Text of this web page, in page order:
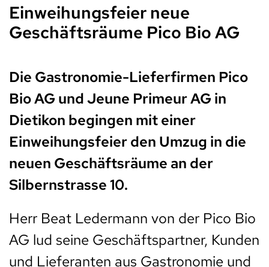
Einweihungsfeier neue
Geschäftsräume Pico Bio AG
Die Gastronomie-Lieferfirmen Pico
Bio AG und Jeune Primeur AG in
Dietikon begingen mit einer
Einweihungsfeier den Umzug in die
neuen Geschäftsräume an der
Silbernstrasse 10.
Herr Beat Ledermann von der Pico Bio
AG lud seine Geschäftspartner, Kunden
und Lieferanten aus Gastronomie und